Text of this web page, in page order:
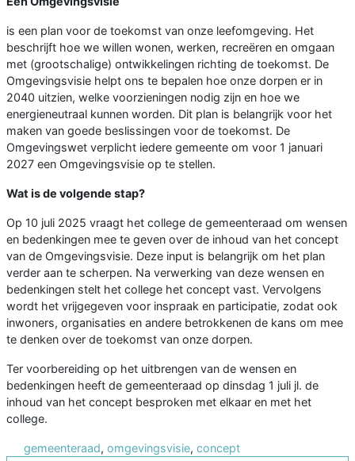
is een plan voor de toekomst van onze leefomgeving. Het
beschrijft hoe we willen wonen, werken, recreëren en omgaan
met (grootschalige) ontwikkelingen richting de toekomst. De
Omgevingsvisie helpt ons te bepalen hoe onze dorpen er in
2040 uitzien, welke voorzieningen nodig zijn en hoe we
energieneutraal kunnen worden. Dit plan is belangrijk voor het
maken van goede beslissingen voor de toekomst. De
Omgevingswet verplicht iedere gemeente om voor 1 januari
2027 een Omgevingsvisie op te stellen.
Wat is de volgende stap?
Op 10 juli 2025 vraagt het college de gemeenteraad om wensen
en bedenkingen mee te geven over de inhoud van het concept
van de Omgevingsvisie. Deze input is belangrijk om het plan
verder aan te scherpen. Na verwerking van deze wensen en
bedenkingen stelt het college het concept vast. Vervolgens
wordt het vrijgegeven voor inspraak en participatie, zodat ook
inwoners, organisaties en andere betrokkenen de kans om mee
te denken over de toekomst van onze dorpen.
Ter voorbereiding op het uitbrengen van de wensen en
bedenkingen heeft de gemeenteraad op dinsdag 1 juli jl. de
inhoud van het concept besproken met elkaar en met het
college.
gemeenteraad, omgevingsvisie, concept